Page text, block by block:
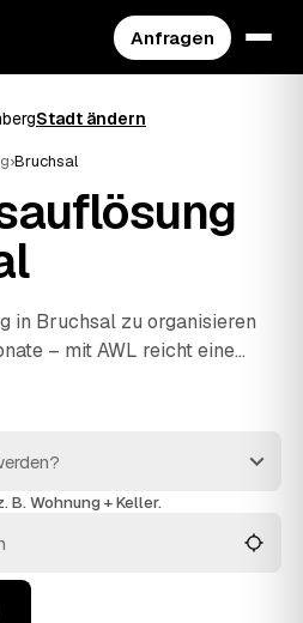
Anfragen
Stadt ändern
›Bruchsal
in Bruchsal zu organisieren
– mit AWL reicht eine
was weg soll, und
Karton bis zur besenreinen
kümmern sich die Profis
Wohnung + Keller.